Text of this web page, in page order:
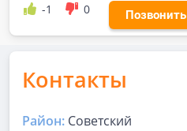
-1 0 Позвонить
Контакты
Район: Советский